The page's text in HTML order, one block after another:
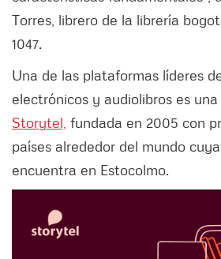
Torres, librero de la librería
1047.
Una de las plataformas líderes
electrónicos y audiolibros es una
Storytel, fundada en 2005 con
países alrededor del mundo
encuentra en Estocolmo.